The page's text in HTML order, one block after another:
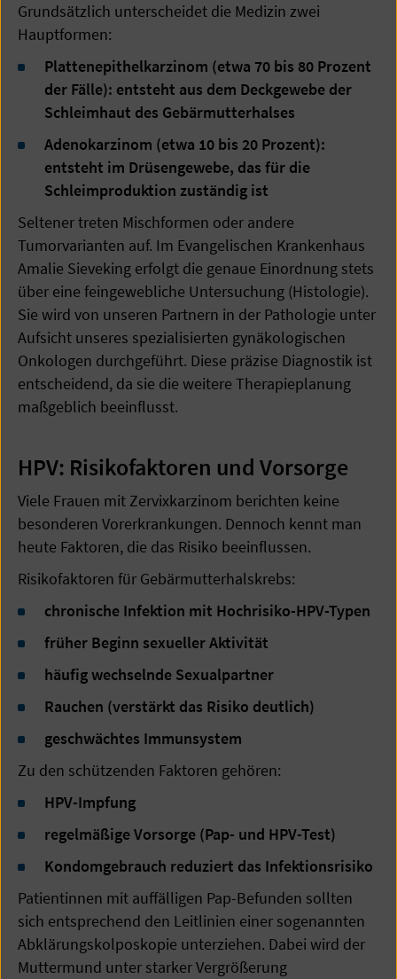
Grundsätzlich unterscheidet die Medizin zwei
Hauptformen:
Plattenepithelkarzinom (etwa 70 bis 80 Prozent
der Fälle): entsteht aus dem Deckgewebe der
Schleimhaut des Gebärmutterhalses
Adenokarzinom (etwa 10 bis 20 Prozent):
entsteht im Drüsengewebe, das für die
Schleimproduktion zuständig ist
Seltener treten Mischformen oder andere
Tumorvarianten auf. Im Evangelischen Krankenhaus
Amalie Sieveking erfolgt die genaue Einordnung stets
über eine feingewebliche Untersuchung (Histologie).
Sie wird von unseren Partnern in der Pathologie unter
Aufsicht unseres spezialisierten gynäkologischen
Onkologen durchgeführt. Diese präzise Diagnostik ist
entscheidend, da sie die weitere Therapieplanung
maßgeblich beeinflusst.
HPV: Risikofaktoren und Vorsorge
Viele Frauen mit Zervixkarzinom berichten keine
besonderen Vorerkrankungen. Dennoch kennt man
heute Faktoren, die das Risiko beeinflussen.
Risikofaktoren für Gebärmutterhalskrebs:
chronische Infektion mit Hochrisiko-HPV-Typen
früher Beginn sexueller Aktivität
häufig wechselnde Sexualpartner
Rauchen (verstärkt das Risiko deutlich)
geschwächtes Immunsystem
Zu den schützenden Faktoren gehören:
HPV-Impfung
regelmäßige Vorsorge (Pap- und HPV-Test)
Kondomgebrauch reduziert das Infektionsrisiko
Patientinnen mit auffälligen Pap-Befunden sollten
sich entsprechend den Leitlinien einer sogenannten
Abklärungskolposkopie unterziehen. Dabei wird der
Muttermund unter starker Vergrößerung